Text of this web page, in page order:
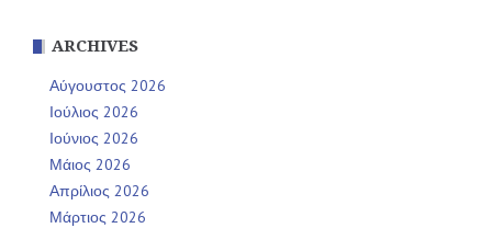
ARCHIVES
Αύγουστος 2026
Ιούλιος 2026
Ιούνιος 2026
Μάιος 2026
Απρίλιος 2026
Μάρτιος 2026